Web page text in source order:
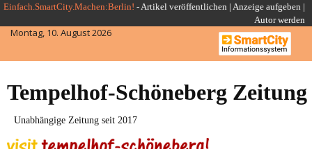
Skip
to
content
Einfach.SmartCity.Machen:Berlin! -Artikel veröffentlichen | Anzeige aufgeben |
Autor werden
Montag, 10. August 2026
Tempelhof-Schöneberg Zeitung
Unabhängige Zeitung seit 2017